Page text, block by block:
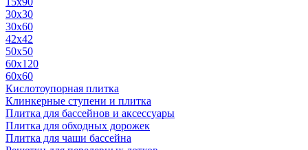
30х30
30х60
42х42
50х50
60х120
60х60
Кислотоупорная плитка
Клинкерные ступени и плитка
Плитка для бассейнов и аксессуары
Плитка для обходных дорожек
Плитка для чаши бассейна